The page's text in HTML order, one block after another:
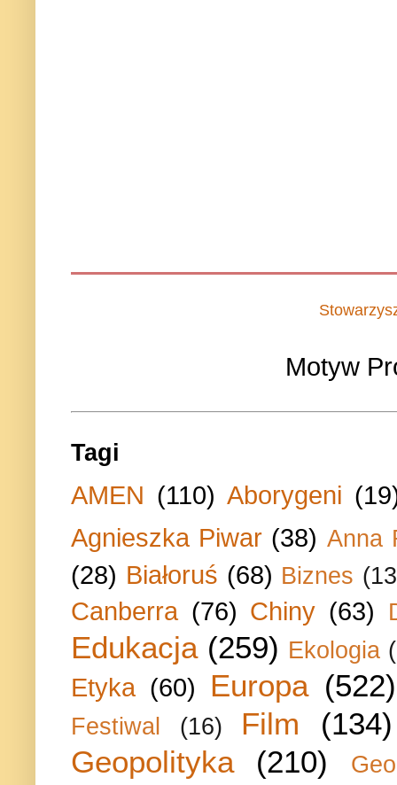
Motyw
Tagi
AMEN (110) Aborygeni
Agnieszka Piwar (38) Anna
(28) Białoruś (68) Biznes
Canberra (76) Chiny (63)
Edukacja (259) Ekologia
Etyka (60) Europa (522)
Festiwal (16) Film
(134)
Geopolityka
(210)